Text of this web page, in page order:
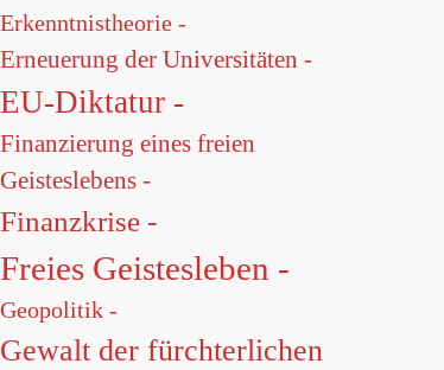
Erkenntnistheorie -
Erneuerung der Universitäten -
EU-Diktatur -
Finanzierung eines freien
Geisteslebens -
Finanzkrise -
Freies Geistesleben -
Geopolitik -
Gewalt der fürchterlichen